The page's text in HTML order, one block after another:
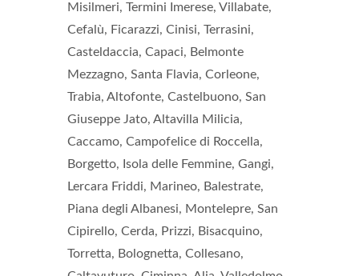
Misilmeri, Termini Imerese, Villabate,
Cefalù, Ficarazzi, Cinisi, Terrasini,
Casteldaccia, Capaci, Belmonte
Mezzagno, Santa Flavia, Corleone,
Trabia, Altofonte, Castelbuono, San
Giuseppe Jato, Altavilla Milicia,
Caccamo, Campofelice di Roccella,
Borgetto, Isola delle Femmine, Gangi,
Lercara Friddi, Marineo, Balestrate,
Piana degli Albanesi, Montelepre, San
Cipirello, Cerda, Prizzi, Bisacquino,
Torretta, Bolognetta, Collesano,